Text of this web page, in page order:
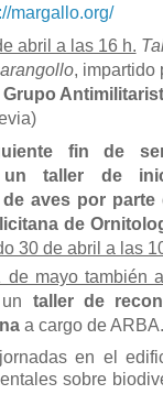
margallo.org/
abril a las 16 h.
, impartido
Grupo
fin de
un taller de
aves por parte
de
30 de abril a las
de mayo también
taller de
a cargo de ARBA.
en el
sobre